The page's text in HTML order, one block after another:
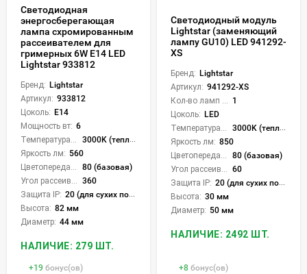
Светодиодная
энергосберегающая
лампа схромированным
рассеивателем для
гримерных 6W E14 LED
Lightstar 933812
Бренд: Lightstar
Артикул: 933812
Цоколь: E14
Мощность вт: 6
3000K (теплый)
Яркость лм: 560
80 (базовая)
360
Защита IP: 20 (для сухих пом.)
Высота: 82 мм
Диаметр: 44 мм
НАЛИЧИЕ: 279 ШТ.
+19 бонус(ов)
Светодиодный модуль
Lightstar (заменяющий
лампу GU10) LED 941292-
XS
Бренд: Lightstar
Артикул: 941292-XS
1
Цоколь: LED
3000K (теплый)
Яркость лм: 850
80 (базовая)
60
Защита IP: 20 (для сухих пом.)
Высота: 30 мм
Диаметр: 50 мм
НАЛИЧИЕ: 2492 ШТ.
+8 бонус(ов)